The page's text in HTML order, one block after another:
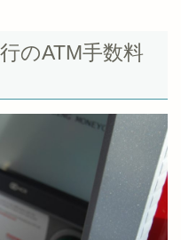
のATM手数料